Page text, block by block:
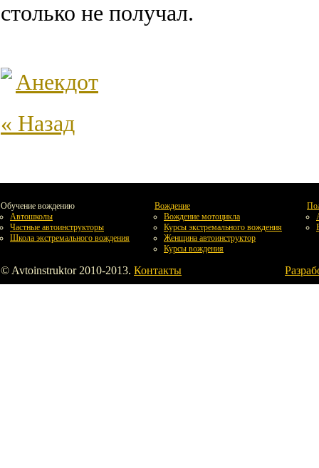
столько не получал.
Анекдот
« Назад
Обучение вождению
Автошколы
Частные автоинструкторы
Школа экстремального вождения
Вождение
Вождение мотоцикла
Курсы экстремального вождения
Женщина автоинструктор
Курсы вождения
© Avtoinstruktor 2010-2013. Контакты